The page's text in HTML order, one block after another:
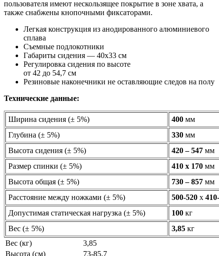
пользователя имеют нескользящее покрытие в зоне хвата, а
также снабжены кнопочными фиксаторами.
Легкая конструкция из анодированного алюминиевого
сплава
Съемные подлокотники
Габариты сидения — 40х33 см
Регулировка сидения по высоте
от 42 до 54,7 см
Резиновые наконечники не оставляющие следов на полу
Технические данные:
Ширина сидения (± 5%) 400 мм
Глубина (± 5%)
330 мм
Высота сидения (± 5%)
420– 547 мм
Размер спинки (± 5%)
410 х 170 мм
Высота общая (± 5%)
730 – 857 мм
Расстояние между ножками (± 5%)
500-520 х
Допустимая статическая нагрузка (± 5%)
100 кг
Вес (± 5%)
3,85 кг
Вес (кг)
3,85
Высота (см)
73-85,7